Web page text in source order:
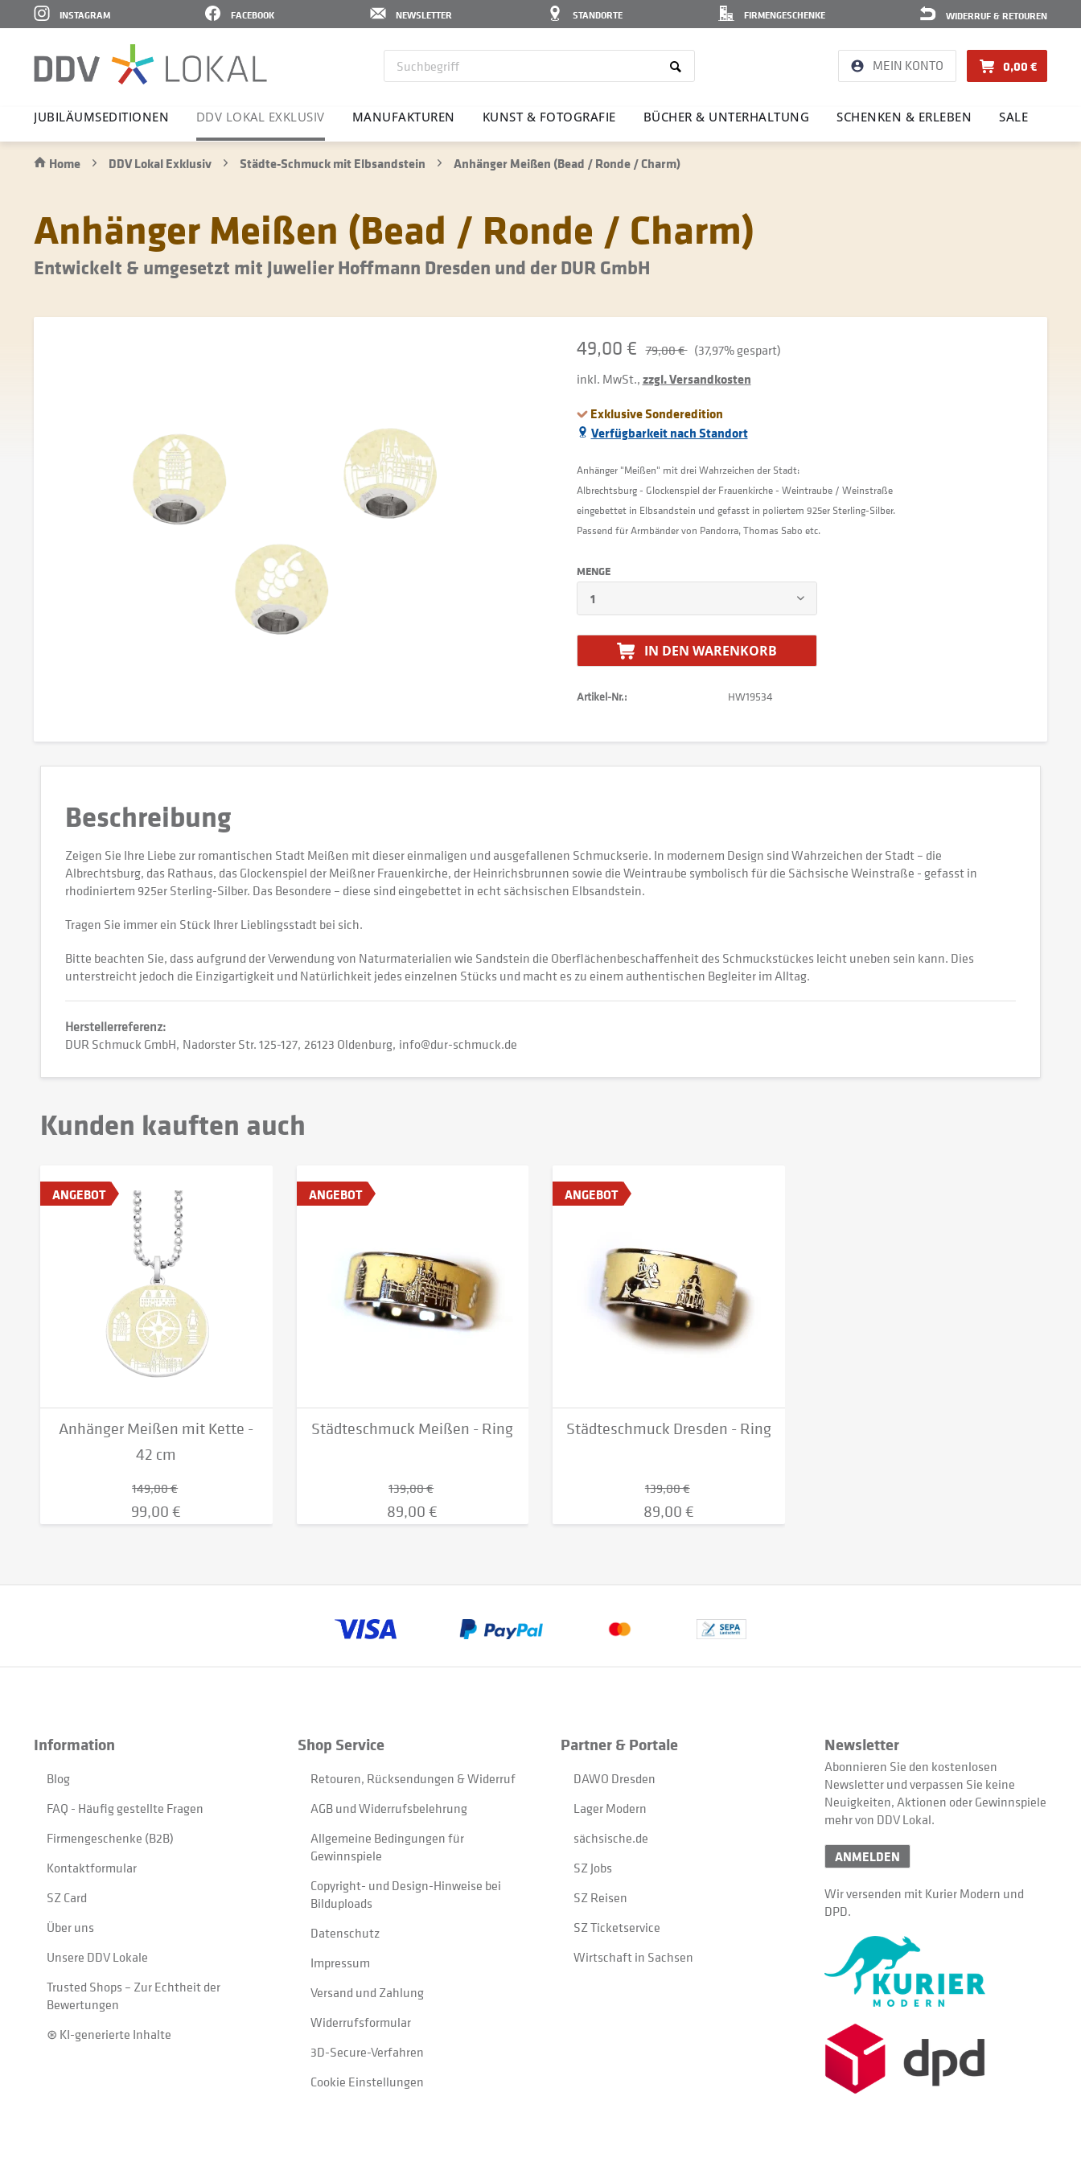
WIDERRUF & RETOUREN
FIRMENGESCHENKE
STANDORTE
NEWSLETTER
FACEBOOK
INSTAGRAM
MEIN KONTO 0,00 €
JUBI­LÄ­UMS­E­DI­TIONEN DDV LOKAL EXKLUSIV MANU­FAK­TUREN KUNST & FOTO­GRAFIE BÜCHER & UNTER­HAL­TUNG SCHENKEN & ERLEBEN SALE
Home DDV Lokal Exklusiv Städte-Schmuck mit Elbsandstein Anhänger Meißen (Bead / Ronde / Charm)
Anhänger Meißen (Bead / Ronde / Charm)
Entwickelt & umgesetzt mit Juwelier Hoffmann Dresden und der DUR GmbH
49,00 € 79,00 € (37,97% gespart)
inkl. MwSt.,zzgl. Versandkosten
Exklusive Sonderedition
Verfügbarkeit nach Standort
Anhänger "Meißen" mit drei Wahrzeichen der Stadt:
Albrechtsburg - Glockenspiel der Frauenkirche - Weintraube / Weinstraße
eingebettet in Elbsandstein und gefasst in poliertem 925er Sterling-Silber.
Passend für Armbänder von Pandorra, Thomas Sabo etc.
MENGE
IN DEN WARENKORB
Artikel-Nr.: HW19534
Beschreibung
Zeigen Sie Ihre Liebe zur romantischen Stadt Meißen mit dieser einmaligen und ausgefallenen Schmuckserie. In modernem Design sind Wahrzeichen der Stadt – die
Albrechtsburg, das Rathaus, das Glockenspiel der Meißner Frauenkirche, der Heinrichsbrunnen sowie die Weintraube symbolisch für die Sächsische Weinstraße - gefasst in
rhodiniertem 925er Sterling-Silber. Das Besondere – diese sind eingebettet in echt sächsischen Elbsandstein.
Tragen Sie immer ein Stück Ihrer Lieblingsstadt bei sich.
Bitte beachten Sie, dass aufgrund der Verwendung von Naturmaterialien wie Sandstein die Oberflächenbeschaffenheit des Schmuckstückes leicht uneben sein kann. Dies
unterstreicht jedoch die Einzigartigkeit und Natürlichkeit jedes einzelnen Stücks und macht es zu einem authentischen Begleiter im Alltag.
Herstellerreferenz:
DUR Schmuck GmbH Nadorster Str. 125-127 26123 Oldenburg info@dur-schmuck.de
Kunden kauften auch
ANGEBOT
Anhänger Meißen mit Kette -
42 cm
149,00 €
99,00 €
ANGEBOT
Städteschmuck Meißen - Ring
139,00 €
89,00 €
ANGEBOT
Städteschmuck Dresden - Ring
139,00 €
89,00 €
Information
Blog
FAQ - Häufig gestellte Fragen
Firmengeschenke (B2B)
Kontaktformular
SZ Card
Über uns
Unsere DDV Lokale
Trusted Shops – Zur Echtheit der
Bewertungen
⊛ KI-generierte Inhalte
Shop Service
Retouren, Rücksendungen & Widerruf
AGB und Widerrufsbelehrung
Allgemeine Bedingungen für
Gewinnspiele
Copyright- und Design-Hinweise bei
Bilduploads
Datenschutz
Impressum
Versand und Zahlung
Widerrufsformular
3D-Secure-Verfahren
Cookie Einstellungen
Partner & Portale
DAWO Dresden
Lager Modern
sächsische.de
SZ Jobs
SZ Reisen
SZ Ticketservice
Wirtschaft in Sachsen
Newsletter
Abonnieren Sie den kostenlosen
Newsletter und verpassen Sie keine
Neuigkeiten, Aktionen oder Gewinnspiele
mehr von DDV Lokal.
ANMELDEN
Wir versenden mit Kurier Modern und
DPD.